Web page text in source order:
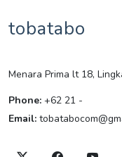
tobatabo
Menara Prima lt 18,
Phone: +62 21 -
Email: